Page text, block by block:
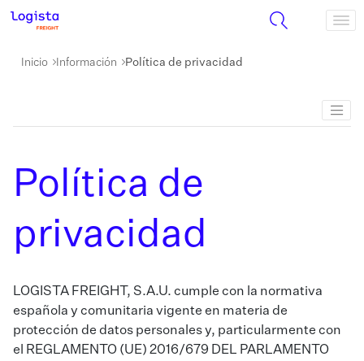
Inicio Información Política de privacidad
Política de
privacidad
LOGISTA FREIGHT, S.A.U. cumple con la normativa
española y comunitaria vigente en materia de
protección de datos personales y, particularmente con
el REGLAMENTO (UE) 2016/679 DEL PARLAMENTO